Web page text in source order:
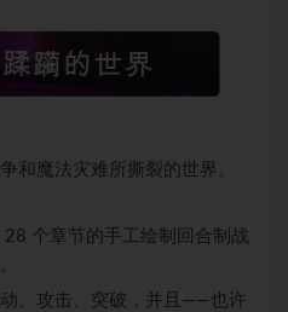
和魔法灾难所撕裂的世界。
个章节的手工绘制回合制战
、攻击、突破，并且——也许